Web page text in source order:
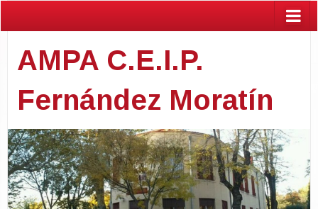
AMPA C.E.I.P.
Fernández Moratín